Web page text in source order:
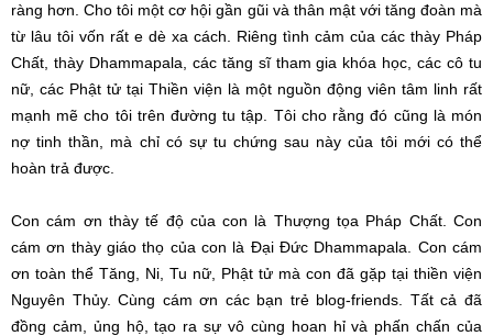
ràng hơn. Cho tôi một cơ hội gần gũi và thân mật với tăng đoàn mà
từ lâu tôi vốn rất e dè xa cách. Riêng tình cảm của các thày Pháp
Chất, thày Dhammapala, các tăng sĩ tham gia khóa học, các cô tu
nữ, các Phật tử tại Thiền viện là một nguồn động viên tâm linh rất
mạnh mẽ cho tôi trên đường tu tập. Tôi cho rằng đó cũng là món
nợ tinh thần, mà chỉ có sự tu chứng sau này của tôi mới có thể
hoàn trả được.
Con cám ơn thày tế độ của con là Thượng tọa Pháp Chất. Con
cám ơn thày giáo thọ của con là Đại Đức Dhammapala. Con cám
ơn toàn thể Tăng, Ni, Tu nữ, Phật tử mà con đã gặp tại thiền viện
Nguyên Thủy. Cùng cám ơn các bạn trẻ blog-friends. Tất cả đã
đồng cảm, ủng hộ, tạo ra sự vô cùng hoan hỉ và phấn chấn của